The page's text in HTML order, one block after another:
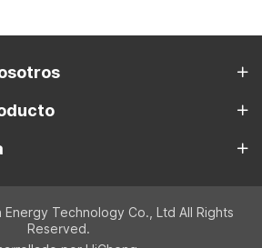
Technology Co., Ltd All Rights
Reserved.